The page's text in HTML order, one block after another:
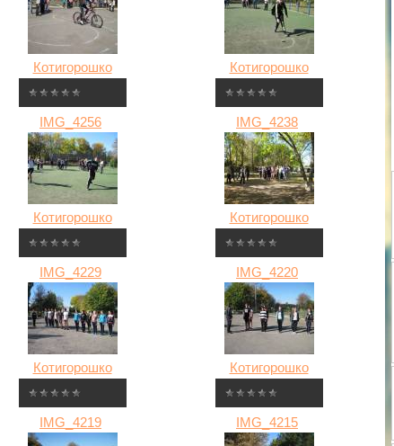
Котигорошко Котигорошко
IMG_4256
Котигорошко
IMG_4238
Котигорошко
IMG_4229
Котигорошко
IMG_4220
Котигорошко
IMG_4219 IMG_4215